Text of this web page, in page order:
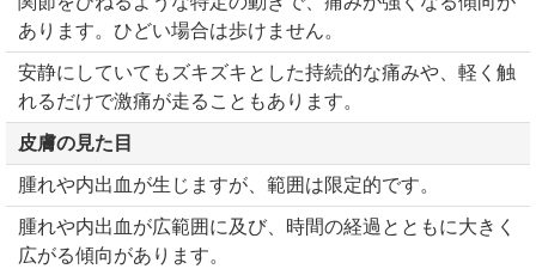
あります。ひどい場合は歩けません。
安静にしていてもズキズキとした持続的な痛みや、軽く触
れるだけで激痛が走ることもあります。
皮膚の見た目
腫れや内出血が生じますが、範囲は限定的です。
腫れや内出血が広範囲に及び、時間の経過とともに大きく
広がる傾向があります。